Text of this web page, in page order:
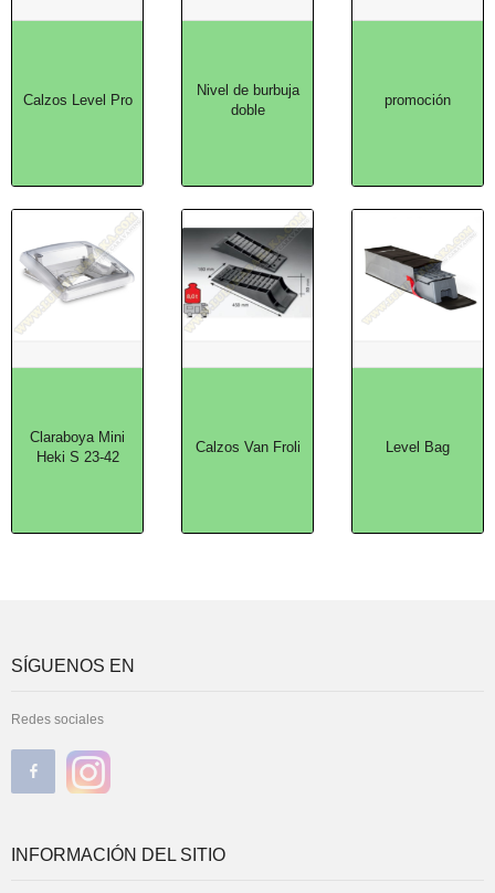
Calzos Level Pro
Nivel de burbuja
doble
promoción
Claraboya Mini
Heki S 23-42
Calzos Van Froli Level Bag
SÍGUENOS EN
Redes sociales
INFORMACIÓN DEL SITIO